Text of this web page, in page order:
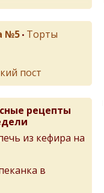
№5 • Торты
пост
рецепты
из кефира на
в